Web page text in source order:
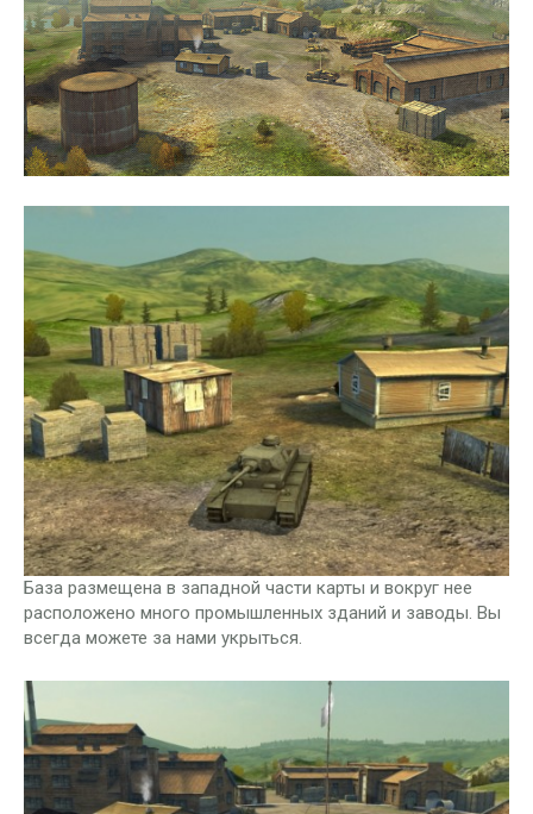
База размещена в западной части карты и вокруг нее
расположено много промышленных зданий и заводы. Вы
всегда можете за нами укрыться.